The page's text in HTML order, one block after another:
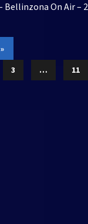
Bellinzona On Air –
3 … 11